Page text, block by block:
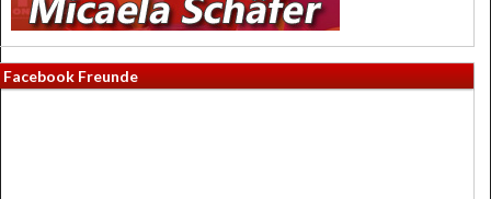
Facebook Freunde